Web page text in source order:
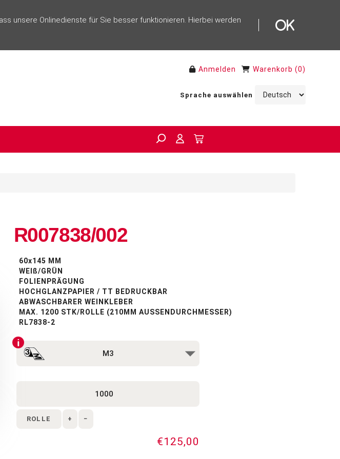
unsere Onlinedienste für Sie besser funktionieren. Hierbei werden
Anmelden Warenkorb (0)
Sprache auswählen
R007838/002
60x145 MM
WEIß/GRÜN
FOLIENPRÄGUNG
HOCHGLANZPAPIER / TT BEDRUCKBAR
ABWASCHBARER WEINKLEBER
MAX. 1200 STK/ROLLE (210MM AUSSENDURCHMESSER)
RL7838-2
ROLLE + −
€125,00